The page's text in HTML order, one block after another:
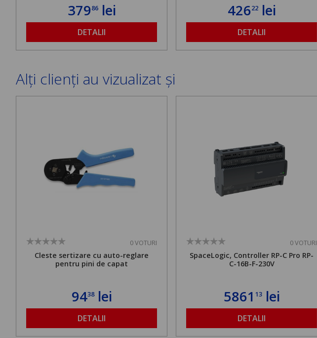
37986lei
DETALII
42622lei
DETALII
Alți clienți au vizualizat și
0 VOTURI
Cleste sertizare cu auto-reglare
pentru pini de capat
9438lei
DETALII
0 VOTURI
SpaceLogic, Controller RP-C Pro RP-
C-16B-F-230V
5861 13lei
DETALII